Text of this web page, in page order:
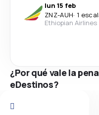
lun 15 feb
ZNZ-AUH· 1
Ethiopian Airlines
¿Por qué vale la
eDestinos?